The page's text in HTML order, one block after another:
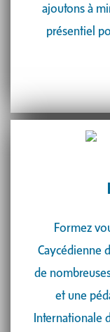
ajoutons à
présentiel
Formez
Caycédienne
de
et une
Internationale